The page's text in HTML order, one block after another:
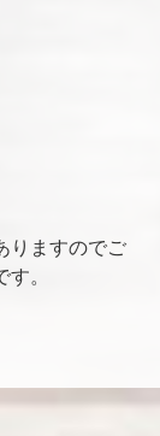
りますのでご
。